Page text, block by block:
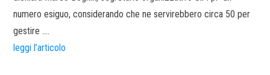
numero esiguo, considerando che ne servirebbero circa 50 per
gestire ….
leggi l’articolo